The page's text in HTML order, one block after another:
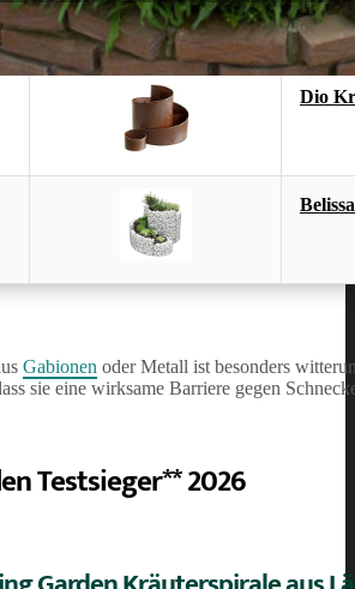
Dio
Gabionen oder Metall ist besonders
sie eine wirksame Barriere gegen
Testsieger** 2026